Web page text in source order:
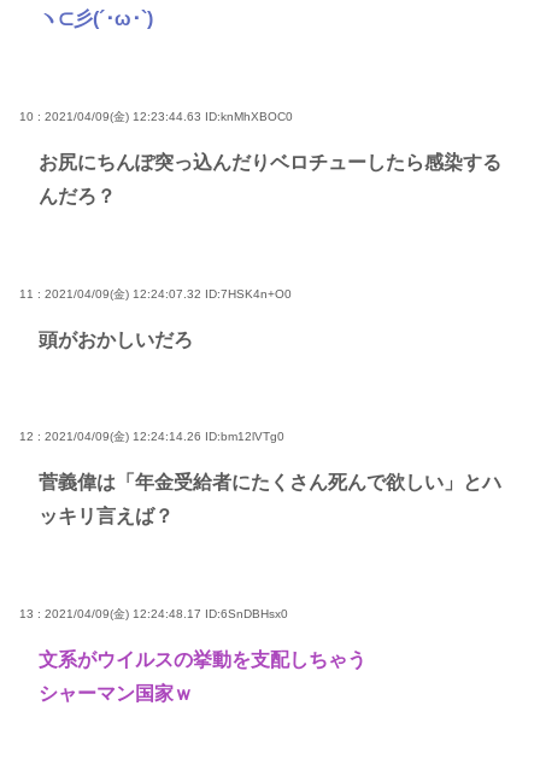
ヽ⊂彡(´･ω･`)
10 : 2021/04/09(金) 12:23:44.63 ID:knMhXBOC0
お尻にちんぽ突っ込んだりベロチューしたら感染する
んだろ？
11 : 2021/04/09(金) 12:24:07.32 ID:7HSK4n+O0
頭がおかしいだろ
12 : 2021/04/09(金) 12:24:14.26 ID:bm12lVTg0
菅義偉は「年金受給者にたくさん死んで欲しい」とハ
ッキリ言えば？
13 : 2021/04/09(金) 12:24:48.17 ID:6SnDBHsx0
文系がウイルスの挙動を支配しちゃう
シャーマン国家ｗ